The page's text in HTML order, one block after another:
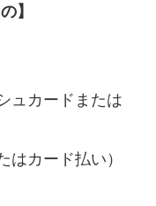
】
ュカードまたは
はカード払い）